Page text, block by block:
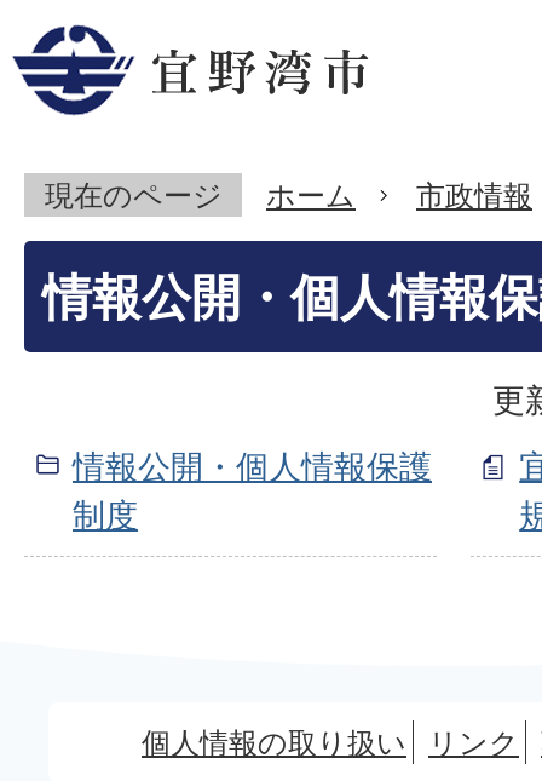
現在のページ ホーム 市政情報
情報公開・個人情報
更
情報公開・個人情報保護
制度
個人情報の取り扱い リンク